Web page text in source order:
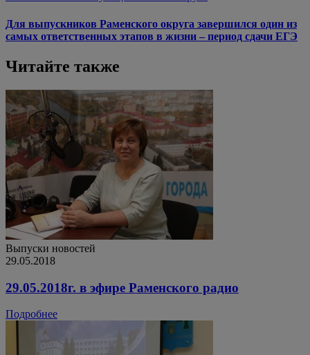
Для выпускников Раменского округа завершился один из
самых ответственных этапов в жизни – период сдачи ЕГЭ
Читайте также
Выпуски новостей
29.05.2018
29.05.2018г. в эфире Раменского радио
Подробнее